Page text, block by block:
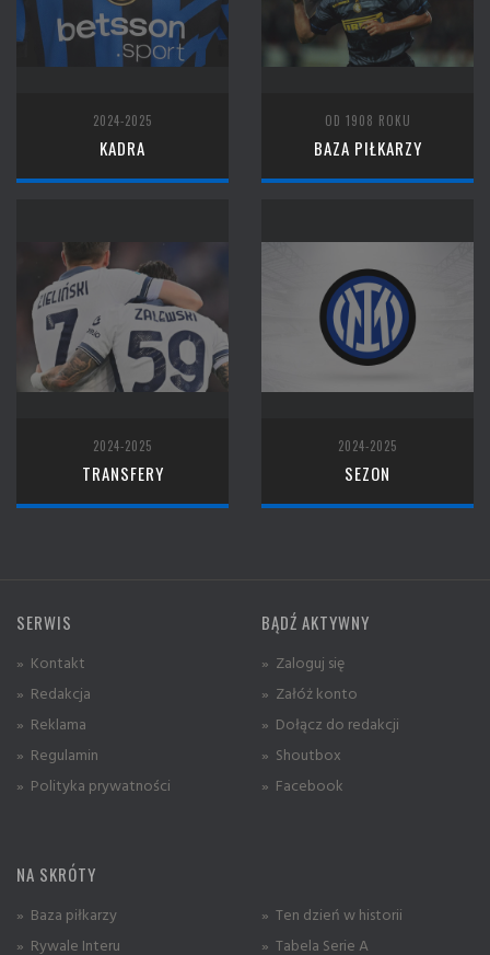
2024-2025
KADRA
OD 1908 ROKU
BAZA PIŁKARZY
2024-2025
TRANSFERY
2024-2025
SEZON
SERWIS
» Kontakt
» Redakcja
» Reklama
» Regulamin
» Polityka prywatności
BĄDŹ AKTYWNY
» Zaloguj się
» Załóż konto
» Dołącz do redakcji
» Shoutbox
» Facebook
NA SKRÓTY
» Baza piłkarzy
» Rywale Interu
» Ten dzień w historii
» Tabela Serie A